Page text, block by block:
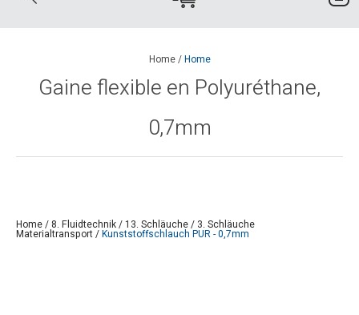
Home/Home
Gaine flexible en Polyuréthane,
0,7mm
Home/8. Fluidtechnik/13. Schläuche/ 3. Schläuche
Materialtransport/Kunststoffschlauch PUR - 0,7mm